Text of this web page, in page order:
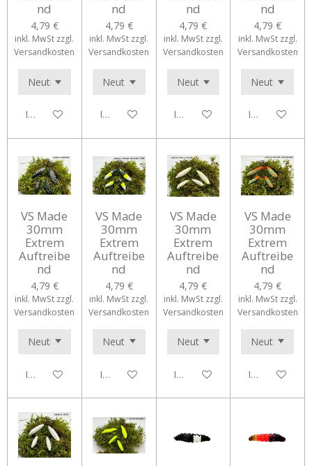
nd
4,79 €
inkl. MwSt zzgl.
Versandkosten
In den Warenkorb
nd
4,79 €
inkl. MwSt zzgl.
Versandkosten
In den Warenkorb
nd
4,79 €
inkl. MwSt zzgl.
Versandkosten
In den Warenkorb
nd
4,79 €
inkl. MwSt zzgl.
Versandkosten
In den
VS Made
30mm
Extrem
Auftreibe
nd
4,79 €
inkl. MwSt zzgl.
Versandkosten
In den Warenkorb
VS Made
30mm
Extrem
Auftreibe
nd
4,79 €
inkl. MwSt zzgl.
Versandkosten
In den Warenkorb
VS Made
30mm
Extrem
Auftreibe
nd
4,79 €
inkl. MwSt zzgl.
Versandkosten
In den Warenkorb
VS Made
30mm
Extrem
Auftreibe
nd
4,79 €
inkl. MwSt zzgl.
Versandkosten
In den